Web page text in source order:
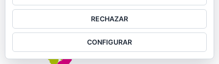
RECHAZAR
CONFIGURAR